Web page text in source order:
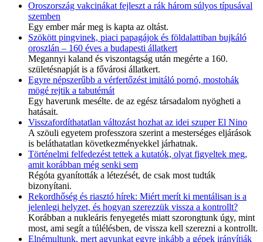
Oroszország vakcinákat fejleszt a rák három súlyos típusával
szemben
Egy ember már meg is kapta az oltást.
Szökött pingvinek, piaci papagájok és földalattiban bujkáló
oroszlán – 160 éves a budapesti állatkert
Megannyi kaland és viszontagság után megérte a 160.
születésnapját is a fővárosi állatkert.
Egyre népszerűbb a vérfertőzést imitáló pornó, mostohák
mögé rejtik a tabutémát
Egy haverunk mesélte. de az egész társadalom nyögheti a
hatásait.
Visszafordíthatatlan változást hozhat az idei szuper El Nino
A szöuli egyetem professzora szerint a mesterséges eljárások
is beláthatatlan következményekkel járhatnak.
Történelmi felfedezést tettek a kutatók, olyat figyeltek meg,
amit korábban még senki sem
Régóta gyanították a létezését, de csak most tudták
bizonyítani.
Rekordhőség és riasztó hírek: Miért merít ki mentálisan is a
jelenlegi helyzet, és hogyan szerezzük vissza a kontrollt?
Korábban a nukleáris fenyegetés miatt szorongtunk úgy, mint
most, ami segít a túlélésben, de vissza kell szerezni a kontrollt.
Elnémultunk, mert agyunkat egyre inkább a gépek irányítják